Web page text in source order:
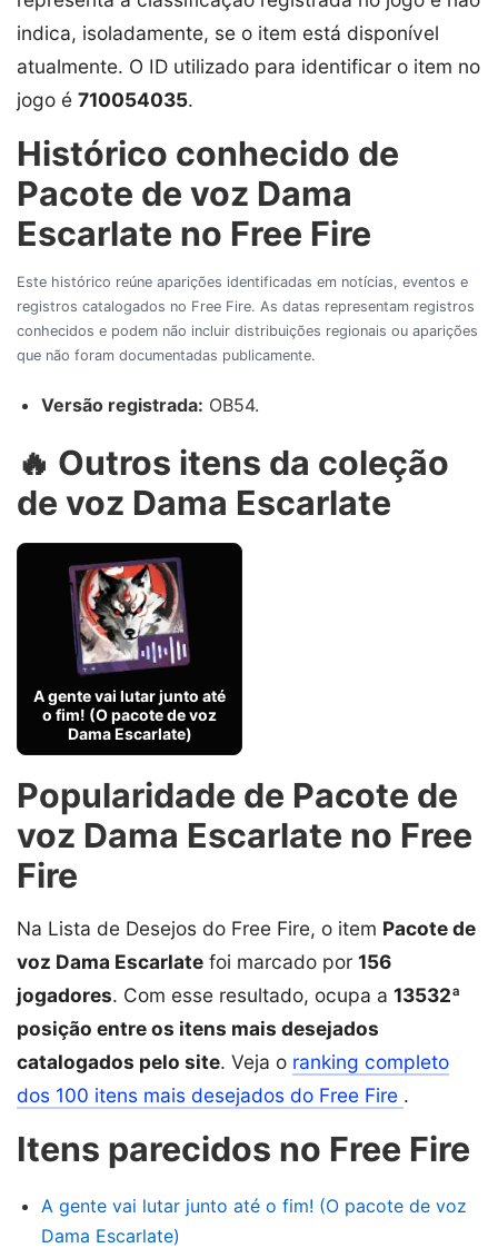
indica, isoladamente, se o item está disponível
atualmente. O ID utilizado para identificar o item no
jogo é 710054035.
Histórico conhecido de
Pacote de voz Dama
Escarlate no Free Fire
Este histórico reúne aparições identificadas em notícias, eventos e
registros catalogados no Free Fire. As datas representam registros
conhecidos e podem não incluir distribuições regionais ou aparições
que não foram documentadas publicamente.
Versão registrada: OB54.
🔥 Outros itens da coleção
de voz Dama Escarlate
A gente vai lutar junto até
o fim! (O pacote de voz
Dama Escarlate)
Popularidade de Pacote de
voz Dama Escarlate no Free
Fire
Na Lista de Desejos do Free Fire, o item Pacote de
voz Dama Escarlate foi marcado por 156
jogadores. Com esse resultado, ocupa a 13532ª
posição entre os itens mais desejados
catalogados pelo site. Veja o ranking completo
dos 100 itens mais desejados do Free Fire .
Itens parecidos no Free Fire
A gente vai lutar junto até o fim! (O pacote de voz
Dama Escarlate)